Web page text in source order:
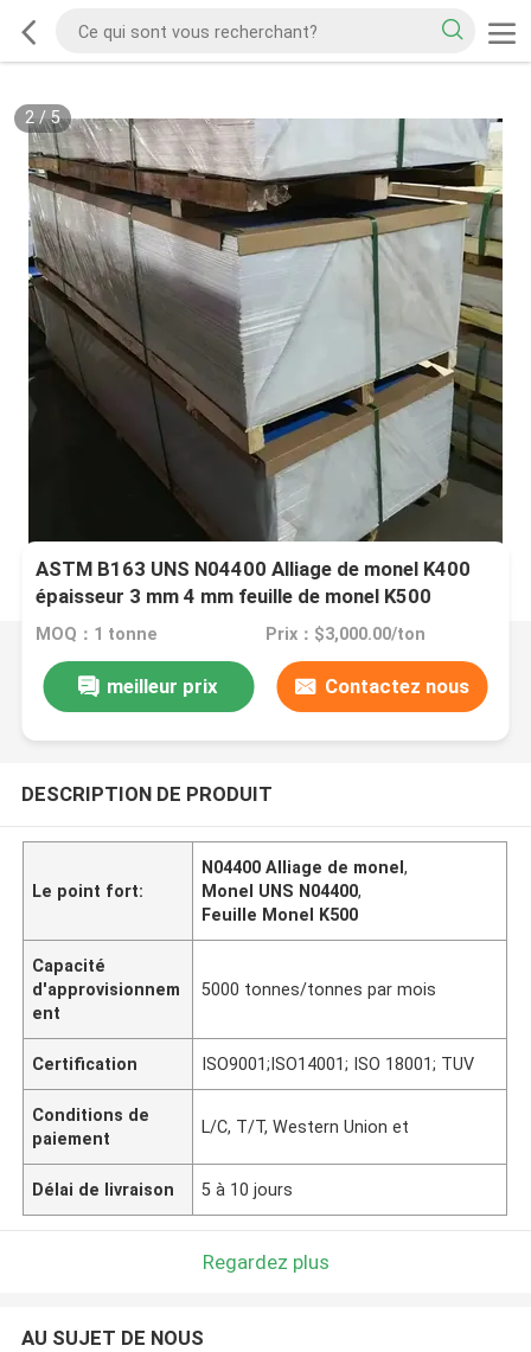
2/5
ASTM B163 UNS N04400 Alliage de monel K400
épaisseur 3 mm 4 mm feuille de monel K500
MOQ：1 tonne Prix：$3,000.00/ton
meilleur prix Contactez nous
DESCRIPTION DE PRODUIT
Le point fort:
N04400 Alliage de monel,
Monel UNS N04400,
Feuille Monel K500
Capacité
d'approvisionnem
ent
5000 tonnes/tonnes par mois
Certification ISO9001;ISO14001; ISO 18001; TUV
Conditions de
paiement
L/C, T/T, Western Union et
Délai de livraison 5 à 10 jours
Regardez plus
AU SUJET DE NOUS